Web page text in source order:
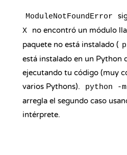
ModuleNotFoundError
X
no encontró un módulo
paquete no está instalado (
está instalado en un Python
ejecutando tu código (muy
varios Pythons).
python -
arregla el segundo caso
intérprete.